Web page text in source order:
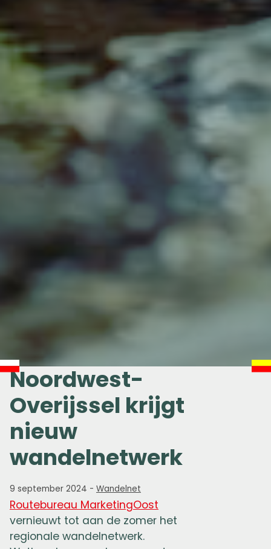
Noordwest-
Overijssel krijgt
nieuw
wandelnetwerk
9 september 2024 - Wandelnet
Routebureau MarketingOost
vernieuwt tot aan de zomer het
regionale wandelnetwerk.